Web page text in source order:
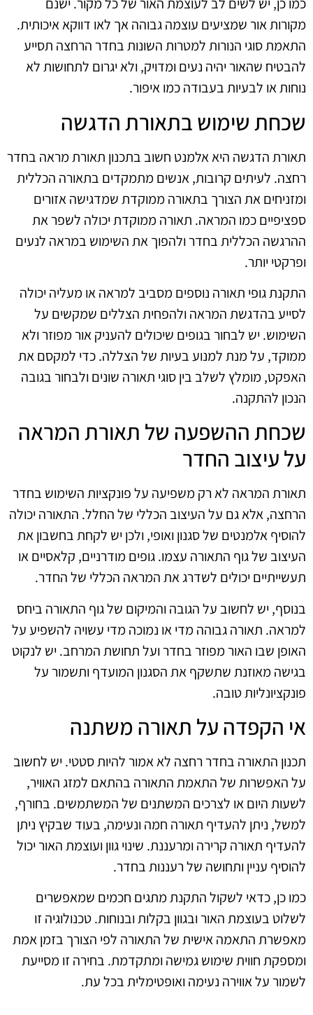
מקורות אור שמציעים עוצמה גבוהה אך לאו דווקא איכותית.
התאמת סוגי הנורות למטרות השונות בחדר הרחצה תסייע
להבטיח שהאור יהיה נעים ומדויק, ולא יגרום לתחושות לא
נוחות או לבעיות בעבודה כמו איפור.
שכחת שימוש בתאורת הדגשה
תאורת הדגשה היא אלמנט חשוב בתכנון תאורת מראה בחדר
רחצה. לעיתים קרובות, אנשים מתמקדים בתאורה הכללית
ומזניחים את הצורך בתאורה ממוקדת שמדגישה אזורים
ספציפיים כמו המראה. תאורה ממוקדת יכולה לשפר את
ההרגשה הכללית בחדר ולהפוך את השימוש במראה לנעים
ופרקטי יותר.
התקנת גופי תאורה נוספים מסביב למראה או מעליה יכולה
לסייע בהדגשת המראה ולהפחית הצללים שמקשים על
השימוש. יש לבחור בגופים שיכולים להעניק אור מפוזר ולא
ממוקד, על מנת למנוע בעיות של הצללה. כדי למקסם את
האפקט, מומלץ לשלב בין סוגי תאורה שונים ולבחור בגובה
הנכון להתקנה.
שכחת ההשפעה של תאורת המראה
על עיצוב החדר
תאורת המראה לא רק משפיעה על פונקציות השימוש בחדר
הרחצה, אלא גם על העיצוב הכללי של החלל. התאורה יכולה
להוסיף אלמנטים של סגנון ואופי, ולכן יש לקחת בחשבון את
העיצוב של גוף התאורה עצמו. גופים מודרניים, קלאסיים או
תעשייתיים יכולים לשדרג את המראה הכללי של החדר.
בנוסף, יש לחשוב על הגובה והמיקום של גוף התאורה ביחס
למראה. תאורה גבוהה מדי או נמוכה מדי עשויה להשפיע על
האופן שבו האור מפוזר בחדר ועל תחושת המרחב. יש לנקוט
בגישה מאוזנת שתשקף את הסגנון המועדף ותשמור על
פונקציונליות טובה.
אי הקפדה על תאורה משתנה
תכנון התאורה בחדר רחצה לא אמור להיות סטטי. יש לחשוב
על האפשרות של התאמת התאורה בהתאם למזג האוויר,
לשעות היום או לצרכים המשתנים של המשתמשים. בחורף,
למשל, ניתן להעדיף תאורה חמה ונעימה, בעוד שבקיץ ניתן
להעדיף תאורה קרירה ומרעננת. שינוי גוון ועוצמת האור יכול
להוסיף עניין ותחושה של רעננות בחדר.
כמו כן, כדאי לשקול התקנת מתגים חכמים שמאפשרים
לשלוט בעוצמת האור ובגוון בקלות ובנוחות. טכנולוגיה זו
מאפשרת התאמה אישית של התאורה לפי הצורך בזמן אמת
ומספקת חווית שימוש גמישה ומתקדמת. בחירה זו מסייעת
לשמור על אווירה נעימה ואופטימלית בכל עת.